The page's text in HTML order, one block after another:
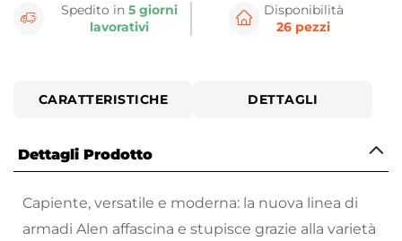
Spedito in5 giorni
lavorativi
Disponibilità
26 pezzi
CARATTERISTICHE DETTAGLI
Dettagli Prodotto
Capiente, versatile e moderna: la nuova linea di
armadi Alen affascina e stupisce grazie alla varietà